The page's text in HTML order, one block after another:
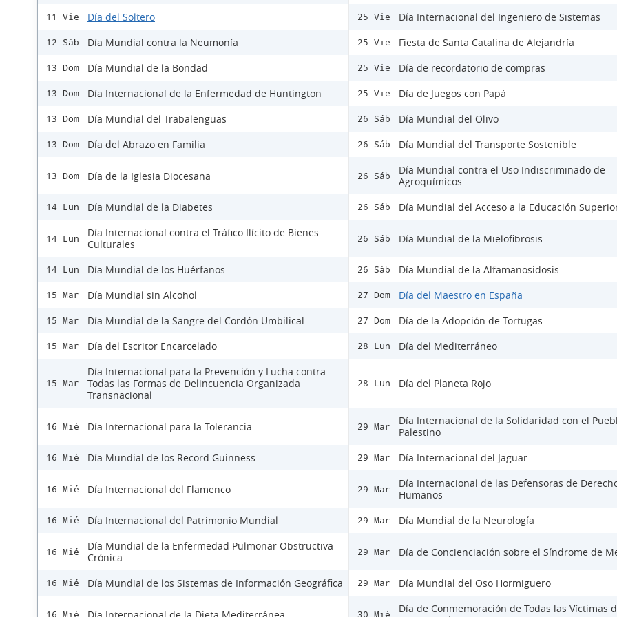
11 Vie Día del Soltero
12 Sáb Día Mundial contra la Neumonía
13 Dom Día Mundial de la Bondad
13 Dom Día Internacional de la Enfermedad de Huntington
13 Dom Día Mundial del Trabalenguas
13 Dom Día del Abrazo en Familia
13 Dom Día de la Iglesia Diocesana
14 Lun Día Mundial de la Diabetes
14 Lun
Día Internacional contra el Tráfico Ilícito de Bienes
Culturales
14 Lun Día Mundial de los Huérfanos
15 Mar Día Mundial sin Alcohol
15 Mar Día Mundial de la Sangre del Cordón Umbilical
15 Mar Día del Escritor Encarcelado
15 Mar
Día Internacional para la Prevención y Lucha contra
Todas las Formas de Delincuencia Organizada
Transnacional
16 Mié Día Internacional para la Tolerancia
16 Mié Día Mundial de los Record Guinness
16 Mié Día Internacional del Flamenco
16 Mié Día Internacional del Patrimonio Mundial
16 Mié
Día Mundial de la Enfermedad Pulmonar Obstructiva
Crónica
16 Mié Día Mundial de los Sistemas de Información Geográfica
16 Mié
25 Vie Día Internacional del Ingeniero de Sistemas
25 Vie Fiesta de Santa Catalina de Alejandría
25 Vie Día de recordatorio de compras
25 Vie Día de Juegos con Papá
26 Sáb Día Mundial del Olivo
26 Sáb Día Mundial del Transporte Sostenible
26 Sáb
Día Mundial contra el Uso Indiscriminado de
Agroquímicos
26 Sáb Día Mundial del Acceso a la Educación
26 Sáb Día Mundial de la Mielofibrosis
26 Sáb Día Mundial de la Alfamanosidosis
27 Dom Día del Maestro en España
27 Dom Día de la Adopción de Tortugas
28 Lun Día del Mediterráneo
28 Lun Día del Planeta Rojo
29 Mar
Día Internacional de la Solidaridad con el
Palestino
29 Mar Día Internacional del Jaguar
29 Mar
Día Internacional de las Defensoras de
Humanos
29 Mar Día Mundial de la Neurología
29 Mar Día de Concienciación sobre el Síndrome de
29 Mar Día Mundial del Oso Hormiguero
30 Mié
Día de Conmemoración de Todas las Víctimas